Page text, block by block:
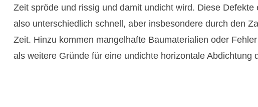
Zeit spröde und rissig und damit undicht wird. Diese Defekte
also unter­schied­lich schnell, aber insbe­sondere durch den
Zeit. Hinzu kommen mangel­hafte Bau­materia­lien oder
als weitere Gründe für eine undichte hori­zontale Abdich­tung